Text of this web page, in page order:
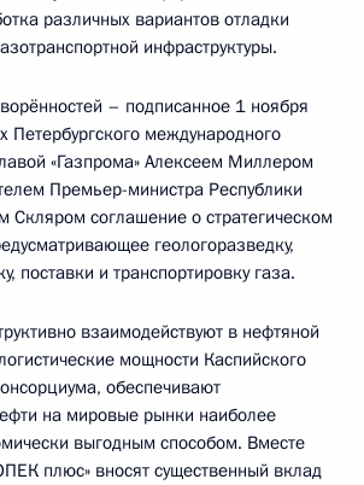
различных вариантов отладки
инфраструктуры.
– подписанное 1 ноября
Петербургского международного
«Газпрома» Алексеем Миллером
Премьер-министра Республики
Скляром соглашение о стратегическом
геологоразведку,
поставки и транспортировку газа.
взаимодействуют в нефтяной
мощности Каспийского
обеспечивают
на мировые рынки наиболее
выгодным способом. Вместе
плюс» вносят существенный вклад